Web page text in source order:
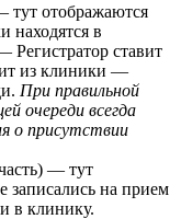
тут отображаются
находятся в
Регистратор ставит
из клиники —
При правильной
очереди всегда
о присутствии
— тут
записались на прием
в клинику.